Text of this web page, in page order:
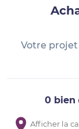
Votre
0 bien
Afficher la